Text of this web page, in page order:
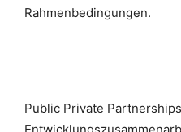
Rahmenbedingungen.
Public Private